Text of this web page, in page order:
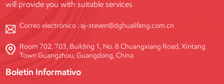
will provide you with suitable services
Correo electrónico :aj-steven@dghualifeng.com.cn
Room 702, 703, Building 1, No. 8 Chuangxiang Road, Xintang
Town Guangzhou, Guangdong, China
Boletin Informativo